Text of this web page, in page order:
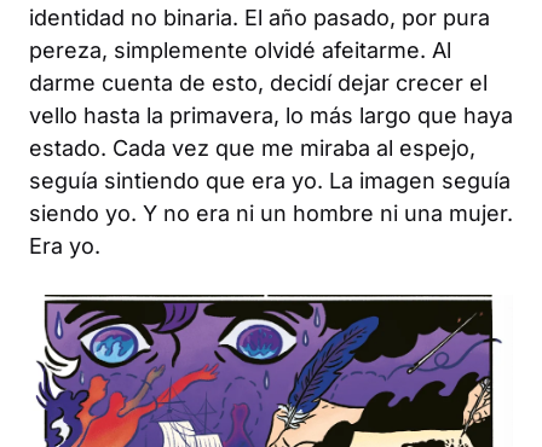
identidad no binaria. El año pasado, por pura
pereza, simplemente olvidé afeitarme. Al
darme cuenta de esto, decidí dejar crecer el
vello hasta la primavera, lo más largo que haya
estado. Cada vez que me miraba al espejo,
seguía sintiendo que era yo. La imagen seguía
siendo yo. Y no era ni un hombre ni una mujer.
Era yo.